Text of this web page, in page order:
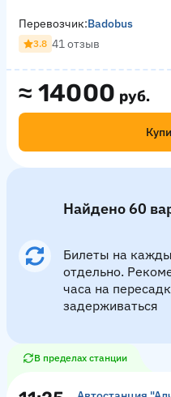
≈ 14000 руб.
Перевозчик:Badobus
3.8 41 отзыв
Найдено 60
Билеты на
отдельно.
часа на
задерживаться
В пределах станции